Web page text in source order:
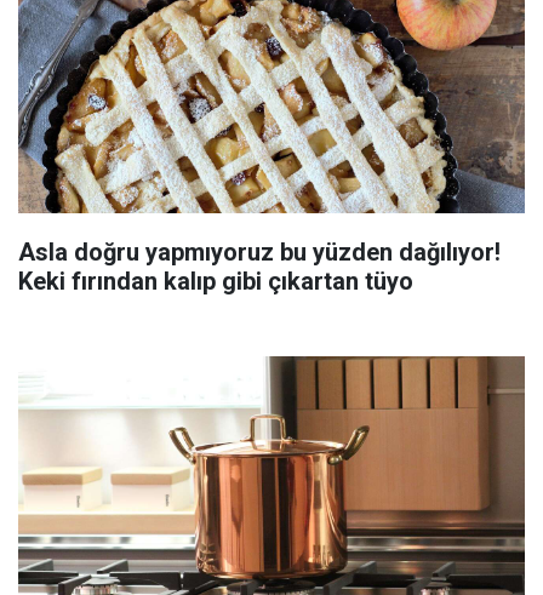
Asla doğru yapmıyoruz bu yüzden dağılıyor!
Keki fırından kalıp gibi çıkartan tüyo